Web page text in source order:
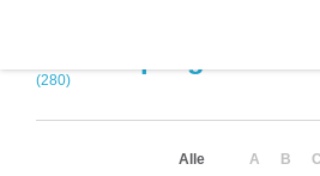
(280)
Alle A B C